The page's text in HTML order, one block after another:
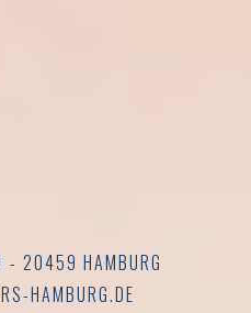
- 20459 HAMBURG
HAMBURG.DE